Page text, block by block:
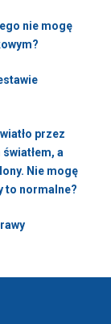
nie mogę
przez
a
Nie mogę
to normalne?